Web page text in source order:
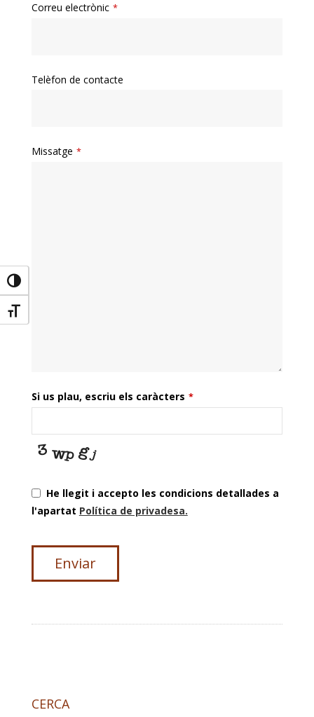
Toggle High Contrast
Toggle Font size
Correu electrònic *
Telèfon de contacte
Missatge *
Email
Address
Si us plau, escriu els caràcters *
He llegit i accepto les condicions detallades a
l'apartat Política de privadesa.
Enviar
CERCA